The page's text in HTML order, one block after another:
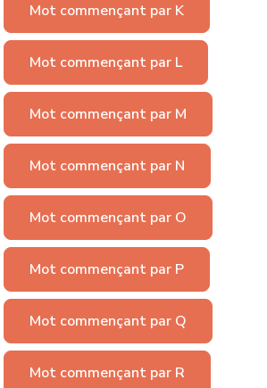
Mot commençant par K
Mot commençant par L
Mot commençant par M
Mot commençant par N
Mot commençant par O
Mot commençant par P
Mot commençant par Q
Mot commençant par R